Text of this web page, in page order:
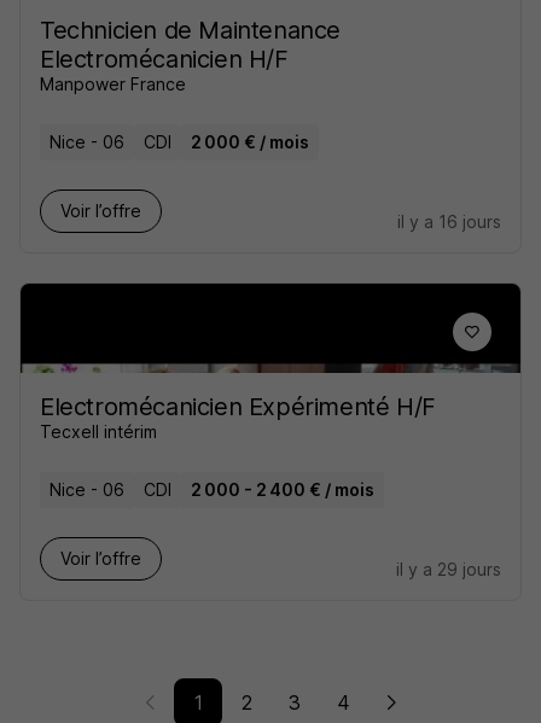
Technicien de Maintenance
Electromécanicien H/F
Manpower France
Nice - 06 CDI 2 000 € / mois
Voir l’offre
il y a 16 jours
Electromécanicien Expérimenté H/F
Tecxell intérim
Nice - 06 CDI 2 000 - 2 400 € / mois
Voir l’offre
il y a 29 jours
1 2 3 4